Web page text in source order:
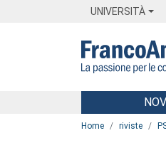
UNIVERSITÀ
Menu
Home riviste